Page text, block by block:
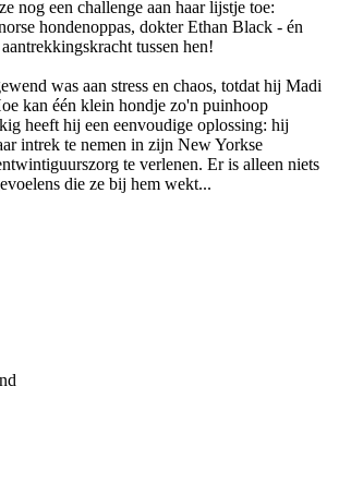
nog een challenge aan haar lijstje toe:
hondenoppas, dokter Ethan Black - én
tussen hen!
was aan stress en chaos, totdat hij Madi
kan één klein hondje zo'n puinhoop
heeft hij een eenvoudige oplossing: hij
intrek te nemen in zijn New Yorkse
te verlenen. Er is alleen niets
die ze bij hem wekt...